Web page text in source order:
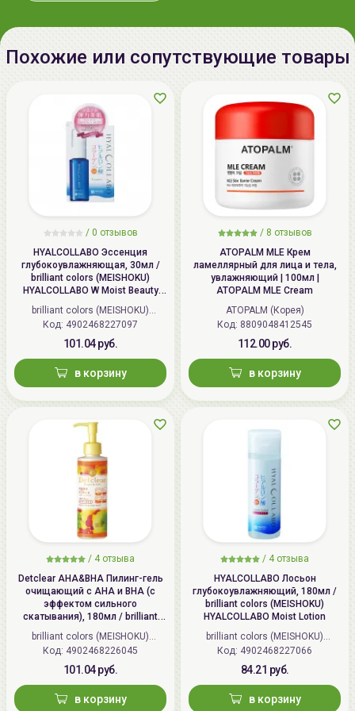
косметические средства отIt'S SKIN.
Похожие или сопутствующие товары
/ 0 отзывов
HYALCOLLABO Эссенция
глубокоувлажняющая, 30мл /
brilliant colors (MEISHOKU)
HYALCOLLABO W Moist Beauty
Essence
brilliant colors (MEISHOKU)
(Япония)
Код: 4902468227097
101.04 руб.
в корзину
/ 8 отзывов
ATOPALM MLE Крем
ламеллярный для лица и тела,
увлажняющий | 100мл |
ATOPALM MLE Cream
ATOPALM (Корея)
Код: 8809048412545
112.00 руб.
в корзину
/ 4 отзыва
Detclear AHA&BHA Пилинг-гель
очищающий с AHA и BHA (с
эффектом сильного
скатывания), 180мл / brilliant
colors (MEISHOKU) Detclear
Bright&Peel AHA&BHA Fruits
Peeling Jelly
brilliant colors (MEISHOKU)
(Япония)
Код: 4902468226045
101.04 руб.
в корзину
/ 4 отзыва
HYALCOLLABO Лосьон
глубокоувлажняющий, 180мл /
brilliant colors (MEISHOKU)
HYALCOLLABO Moist Lotion
brilliant colors (MEISHOKU)
(Япония)
Код: 4902468227066
84.21 руб.
в корзину